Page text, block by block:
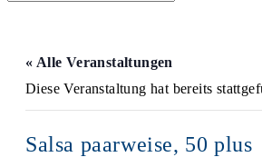
« Alle Veranstaltungen
Diese Veranstaltung hat bereits
Salsa paarweise, 50 plus